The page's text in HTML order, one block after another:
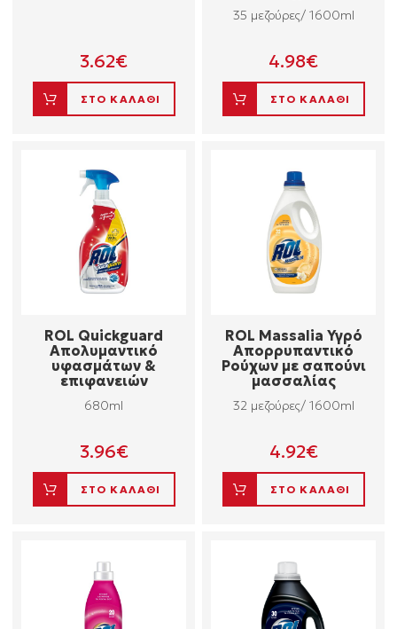
3.62€
ΣΤΟ ΚΑΛΑΘΙ
35 μεζούρες/ 1600ml
4.98€
ΣΤΟ ΚΑΛΑΘΙ
ROL Quickguard
Απολυμαντικό
υφασμάτων &
επιφανειών
680ml
3.96€
ΣΤΟ ΚΑΛΑΘΙ
ROL Massalia Υγρό
Απορρυπαντικό
Ρούχων με σαπούνι
μασσαλίας
32 μεζούρες/ 1600ml
4.92€
ΣΤΟ ΚΑΛΑΘΙ